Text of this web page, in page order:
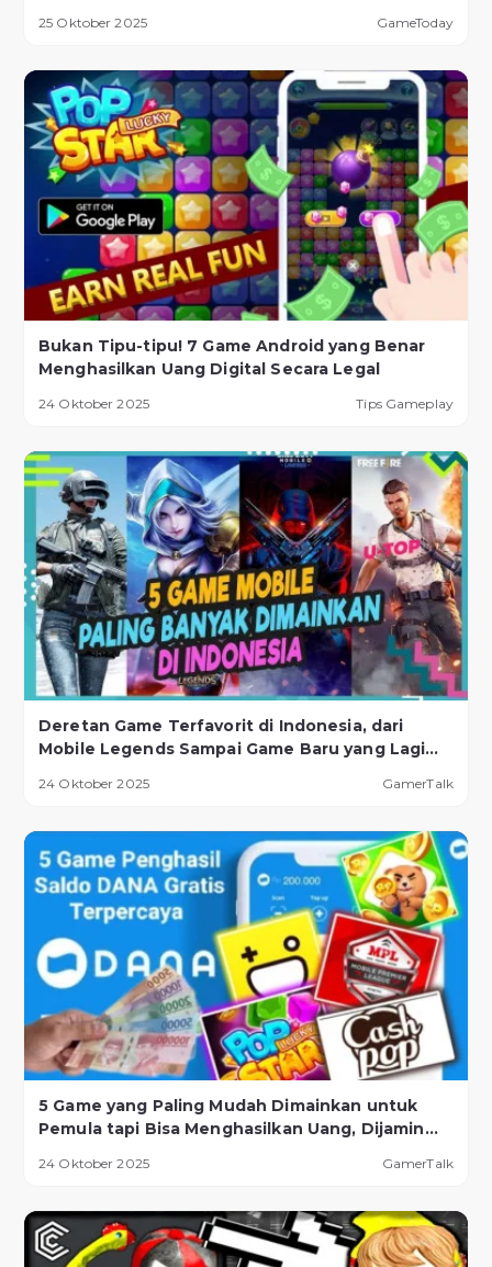
25 Oktober 2025 GameToday
Bukan Tipu-tipu! 7 Game Android yang Benar
Menghasilkan Uang Digital Secara Legal
24 Oktober 2025 Tips Gameplay
Deretan Game Terfavorit di Indonesia, dari
Mobile Legends Sampai Game Baru yang Lagi
24 Oktober 2025 GamerTalk
5 Game yang Paling Mudah Dimainkan untuk
Pemula tapi Bisa Menghasilkan Uang, Dijamin
24 Oktober 2025 GamerTalk